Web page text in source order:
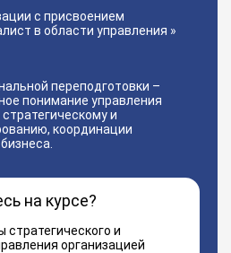
с присвоением
в области управления »
переподготовки –
понимание управления
и
координации
на курсе?
и
организацией